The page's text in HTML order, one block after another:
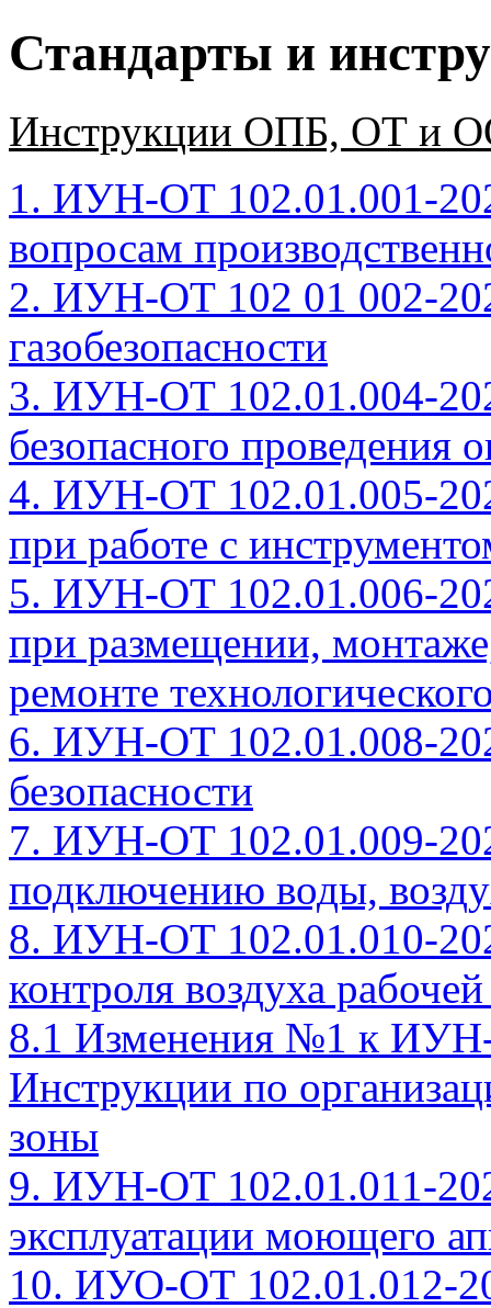
Стандарты и
Инструкции ОПБ, ОТ и
1. ИУН-ОТ 102.01.001-
вопросам
2. ИУН-ОТ 102 01 002-
газобезопасности
3. ИУН-ОТ 102.01.004-
безопасного проведения
4. ИУН-ОТ 102.01.005-
при работе с
5. ИУН-ОТ 102.01.006-
при размещении,
ремонте
6. ИУН-ОТ 102.01.008-
безопасности
7. ИУН-ОТ 102.01.009-
подключению воды,
8. ИУН-ОТ 102.01.010-
контроля воздуха
8.1 Изменения №1 к
Инструкции по
зоны
9. ИУН-ОТ 102.01.011-
эксплуатации моющего
10. ИУО-ОТ 102.01.012-